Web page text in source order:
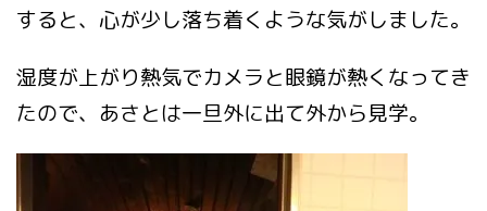
すると、心が少し落ち着くような気がしました。
湿度が上がり熱気でカメラと眼鏡が熱くなってき
たので、あさとは一旦外に出て外から見学。